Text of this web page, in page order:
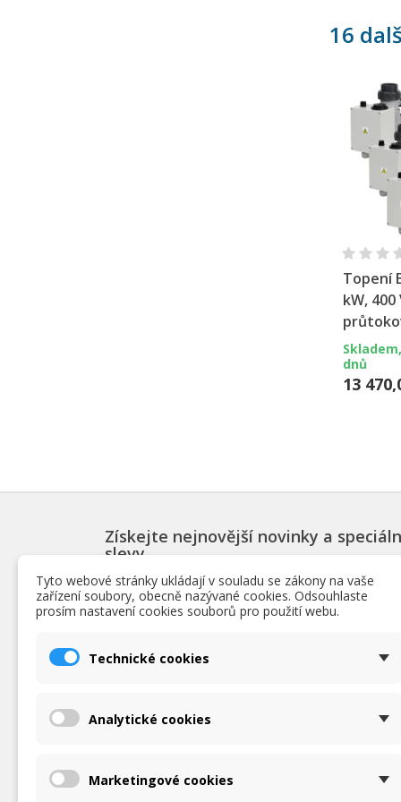
16
Topení
kW,
dnů
13
Získejte nejnovější novinky a
slevy
PRODUKTY
Nejpopulárnější bazénové produkty
Tyto webové stránky ukládají v souladu se zákony na vaše
zařízení soubory, obecně nazývané cookies. Odsouhlaste
prosím nastavení cookies souborů pro použití webu.
Technické cookies
Analytické cookies
Marketingové cookies